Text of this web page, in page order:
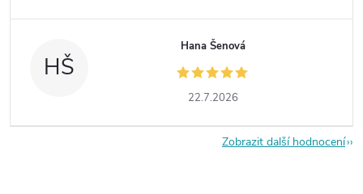
HŠ
Hana Šenová
22.7.2026
Zobrazit další hodnocení